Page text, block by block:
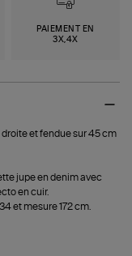
PAIEMENT EN
3X,4X
et fendue sur 45 cm
jupe en denim avec
en cuir.
et mesure 172 cm.